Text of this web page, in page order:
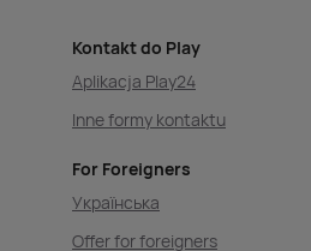
Kontakt do Play
Aplikacja Play24
Inne formy kontaktu
For Foreigners
Українська
Offer for foreigners